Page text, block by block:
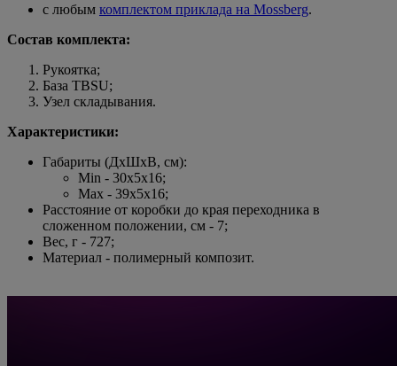
с любым комплектом приклада на Mossberg.
Состав комплекта:
Рукоятка;
База TBSU;
Узел складывания.
Характеристики:
Габариты (ДхШхВ, см):
Min - 30х5х16;
Max - 39х5х16;
Расстояние от коробки до края переходника в
сложенном положении, см - 7;
Вес, г - 727;
Материал - полимерный композит.